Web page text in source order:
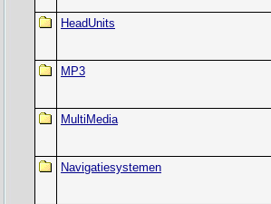
HeadUnits
MP3
MultiMedia
Navigatiesystemen